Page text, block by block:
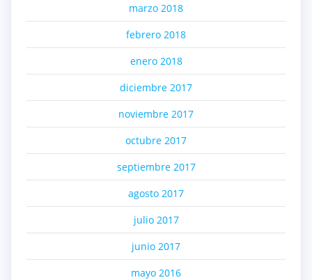
marzo 2018
febrero 2018
enero 2018
diciembre 2017
noviembre 2017
octubre 2017
septiembre 2017
agosto 2017
julio 2017
junio 2017
mayo 2016